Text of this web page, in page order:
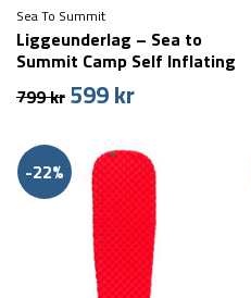
Sea To Summit
Liggeunderlag – Sea to
Summit Camp Self Inflating
Mat – Large
799kr Den
var:
799 kr.
599krDen
er:
599 kr.
-22%